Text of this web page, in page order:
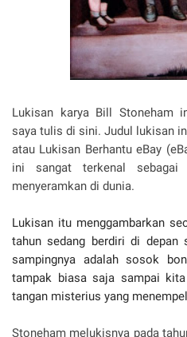
Lukisan karya Bill Stoneham
saya tulis di sini. Judul lukisan
atau Lukisan Berhantu eBay
ini sangat terkenal
menyeramkan di dunia.
Lukisan itu menggambarkan
tahun sedang berdiri di depan
sampingnya adalah sosok
tampak biasa saja sampai
tangan misterius yang
Stoneham melukisnya pada